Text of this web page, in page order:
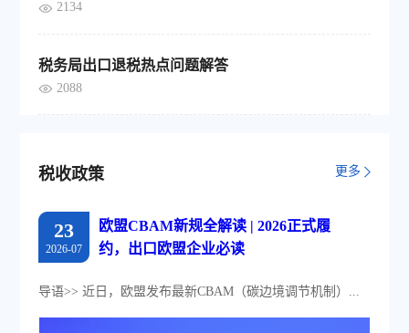
2134
税务局出口退税热点问题解答
2088
税收政策 更多
23
2026-07
欧盟CBAM新规全解读 | 2026正式履
约，出口欧盟企业必读
导语>> 近日，欧盟发布最新CBAM（碳边境调节机制）...